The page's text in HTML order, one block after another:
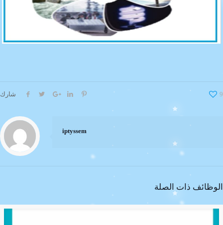
شارك 9
iptyssem
الوظائف ذات الصلة